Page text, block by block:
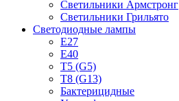
Светильники Армстронг
Светильники Грильято
Светодиодные лампы
E27
Е40
T5 (G5)
T8 (G13)
Бактерицидные